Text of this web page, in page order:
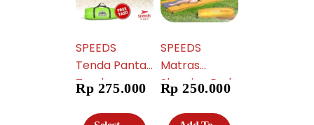
SPEEDS
Tenda Pantai
Tenda
Camping
Terbuka 4
Rp 275.000
SPEEDS
Matras
Sleeping Pad
Portable
Outdoor
Rp 250.000